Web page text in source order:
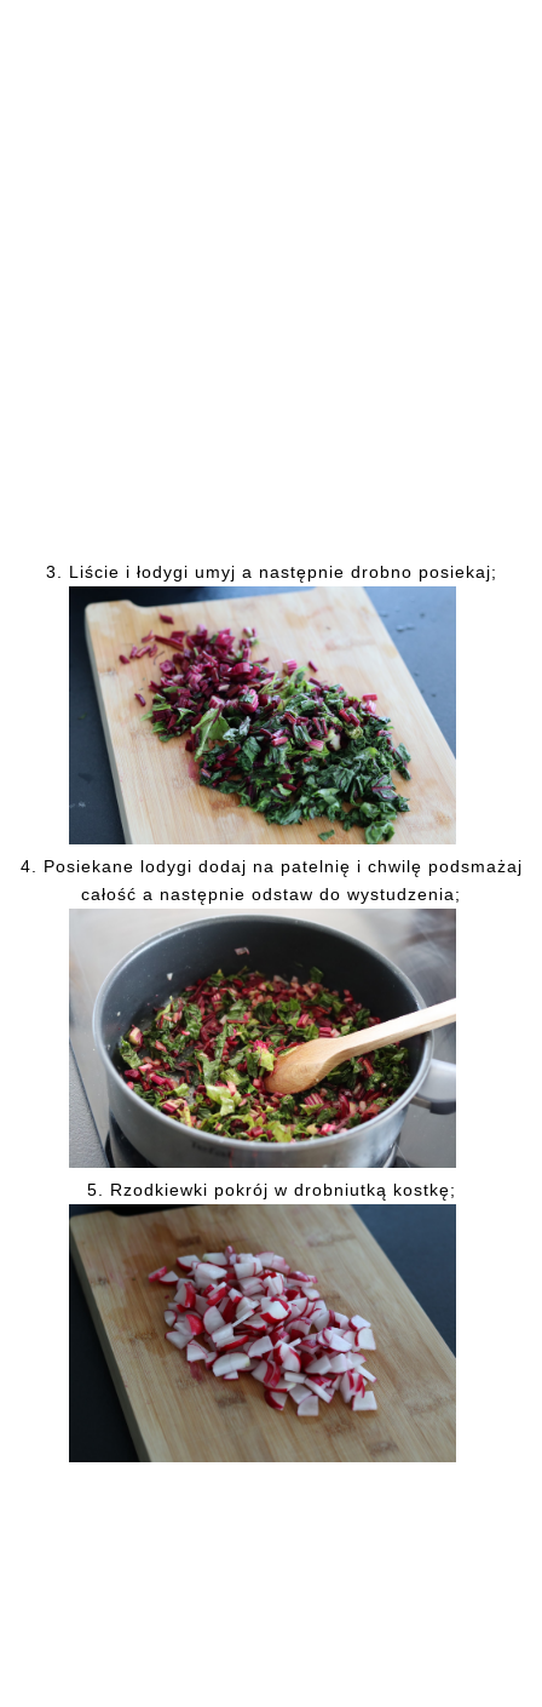
3. Liście i łodygi umyj a następnie drobno posiekaj;
4. Posiekane lodygi dodaj na patelnię i chwilę podsmażaj
całość a następnie odstaw do wystudzenia;
5. Rzodkiewki pokrój w drobniutką kostkę;